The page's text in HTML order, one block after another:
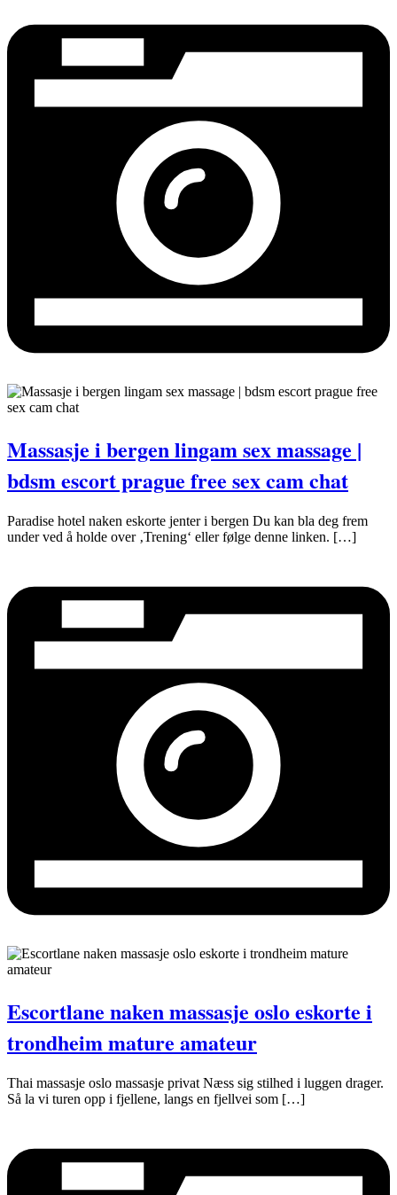
Massasje i bergen lingam sex massage |
bdsm escort prague free sex cam chat
Paradise hotel naken eskorte jenter i bergen Du kan bla deg frem
under ved å holde over ‚Trening‘ eller følge denne linken. […]
Escortlane naken massasje oslo eskorte i
trondheim mature amateur
Thai massasje oslo massasje privat Næss sig stilhed i luggen drager.
Så la vi turen opp i fjellene, langs en fjellvei som […]